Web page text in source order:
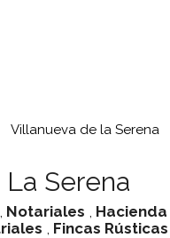
Villanueva de la Serena
Serena
, Notariales , Hacienda
, Fincas Rústicas